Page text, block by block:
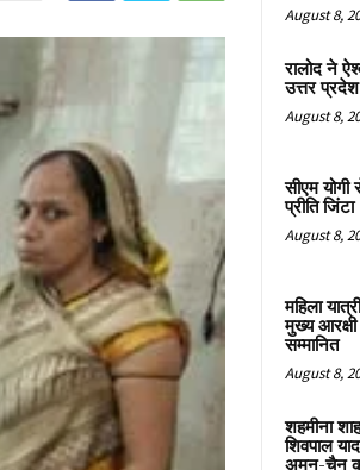
August 8,
रालोद ने
उत्तर
August 8,
सीएम
प्रीति जिंटा
August 8,
महिला
मुख्य
सम्मानित
August 8,
शहमीना
शिवपाल